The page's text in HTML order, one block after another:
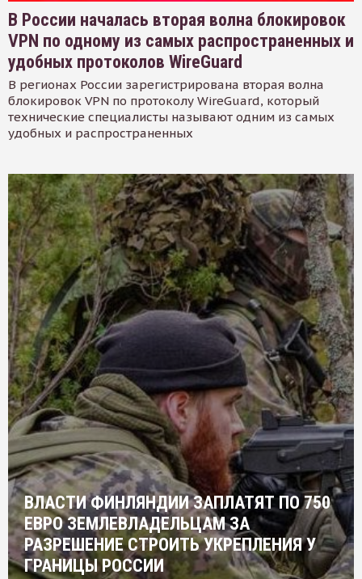
В России началась вторая волна блокировок
VPN по одному из самых распространенных и
удобных протоколов WireGuard
В регионах России зарегистрирована вторая волна
блокировок VPN по протоколу WireGuard, который
технические специалисты называют одним из самых
удобных и распространенных
ВЛАСТИ ФИНЛЯНДИИ ЗАПЛАТЯТ ПО 750
ЕВРО ЗЕМЛЕВЛАДЕЛЬЦАМ ЗА
РАЗРЕШЕНИЕ СТРОИТЬ УКРЕПЛЕНИЯ У
ГРАНИЦЫ РОССИИ